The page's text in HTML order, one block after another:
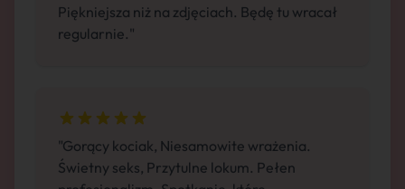
Piękniejsza niż na zdjęciach. Będę tu wracał
regularnie."
"Gorący kociak, Niesamowite wrażenia.
Świetny seks, Przytulne lokum. Pełen